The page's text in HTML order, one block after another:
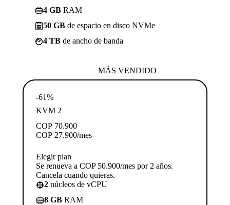
4 GB RAM
50 GB de espacio en disco NVMe
4 TB de ancho de banda
MÁS VENDIDO
-61%
KVM 2
COP 70.900
COP 27.900/mes
Elegir plan
Se renueva a COP 50.900/mes por 2 años.
Cancela cuando quieras.
2 núcleos de vCPU
8 GB RAM